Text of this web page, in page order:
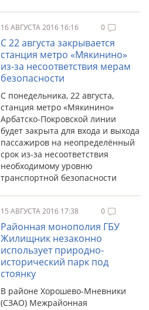
16 АВГУСТА 2016 16:16 0
С 22 августа закрывается
станция метро «Мякинино»
из-за несоответствия мерам
безопасности
С понедельника, 22 августа,
станция метро «Мякинино»
Арбатско-Покровской линии
будет закрыта для входа и выхода
пассажиров на неопределённый
срок из-за несоответствия
необходимому уровню
транспортной безопасности
15 АВГУСТА 2016 17:38 0
Районная монополия ГБУ
Жилищник незаконно
использует природно-
исторический парк под
стоянку
В районе Хорошево-Мневники
(СЗАО) Межрайонная